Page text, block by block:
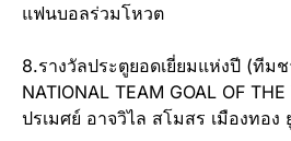
แฟนบอลร่วมโหวต
8.รางวัลประตูยอดเยี่ยมแห่งปี (ทีม
NATIONAL TEAM GOAL OF
ปรเมศย์ อาจวิไล สโมสร เมืองทอง